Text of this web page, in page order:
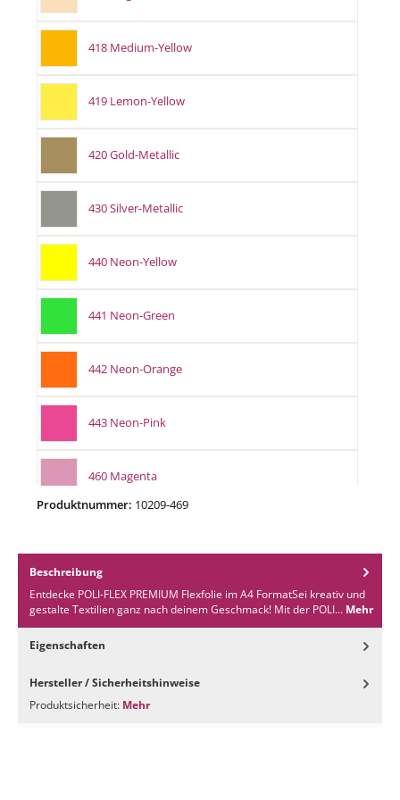
418 Medium-Yellow
419 Lemon-Yellow
420 Gold-Metallic
430 Silver-Metallic
440 Neon-Yellow
441 Neon-Green
442 Neon-Orange
443 Neon-Pink
460 Magenta
462 Fuchsia
465 Sky-Blue
Produktnummer: 10209-469
Beschreibung
Entdecke POLI-FLEX PREMIUM Flexfolie im A4 FormatSei kreativ und
gestalte Textilien ganz nach deinem Geschmack! Mit der POLI… Mehr
Eigenschaften
Hersteller / Sicherheitshinweise
Produktsicherheit: Mehr